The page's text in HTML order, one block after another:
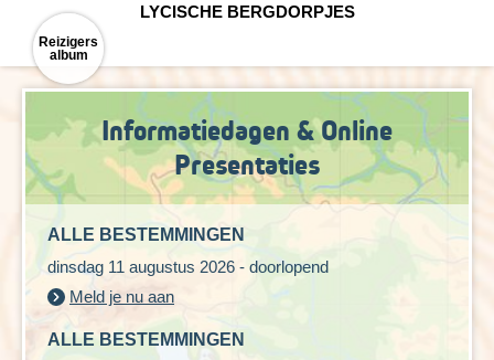
Reizigers
album
LYCISCHE BERGDORPJES
Informatiedagen & Online
Presentaties
ALLE BESTEMMINGEN
dinsdag 11 augustus 2026 - doorlopend
Meld je nu aan
ALLE BESTEMMINGEN